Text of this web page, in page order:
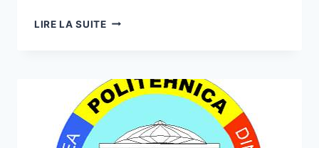
LIRE LA SUITEPARTICIPATION
SCHOOL
ON
ORGANIC
PHOTOVOLTAIC
SYSTEMS